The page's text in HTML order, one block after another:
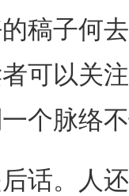
稿子何
可以关
个脉络
。人还